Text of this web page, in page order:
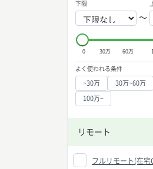
下限
〜
0 30万 60万
よく使われる条件
~30万 30万~60万
100万~
リモート
フルリモート(在宅